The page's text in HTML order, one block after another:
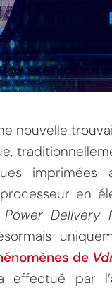
nouvelle
imprimées
en
Power Delivery
de
effectué par